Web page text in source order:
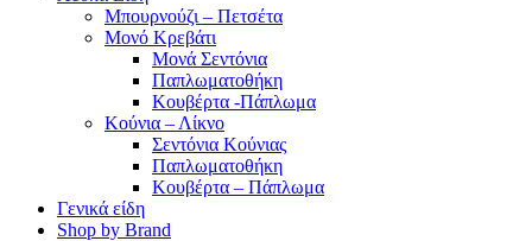
Μπουρνούζι – Πετσέτα
Μονό Κρεβάτι
Μονά Σεντόνια
Παπλωματοθήκη
Κουβέρτα -Πάπλωμα
Κούνια – Λίκνο
Σεντόνια Κούνιας
Παπλωματοθήκη
Κουβέρτα – Πάπλωμα
Γενικά είδη
Shop by Brand